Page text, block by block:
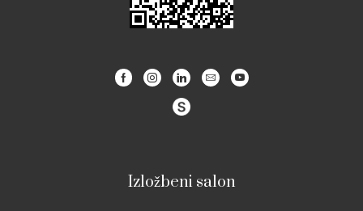
FacebookInstagramLinkedinEmail Youtube
Izložbeni salon